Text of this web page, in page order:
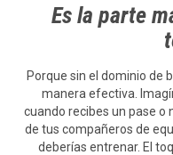
Es la parte
Porque sin el dominio de
manera efectiva.
cuando recibes un pase o
de tus compañeros de
deberías entrenar. El